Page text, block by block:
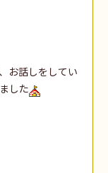
お話しをしてい
した